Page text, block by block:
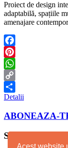
Acest website
Proiect de design
adaptabilă, spațiile
amenajare
Facebook
Pinterest
WhatsApp
Copy
Link
Partajează
Detalii
ABONEAZA-
STUDIO